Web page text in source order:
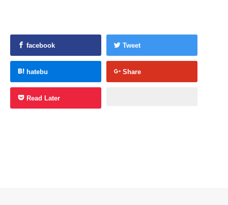
facebook Tweet
hatebu Share
Read Later